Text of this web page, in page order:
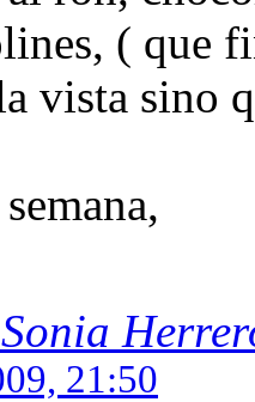
( que
vista sino
21:50